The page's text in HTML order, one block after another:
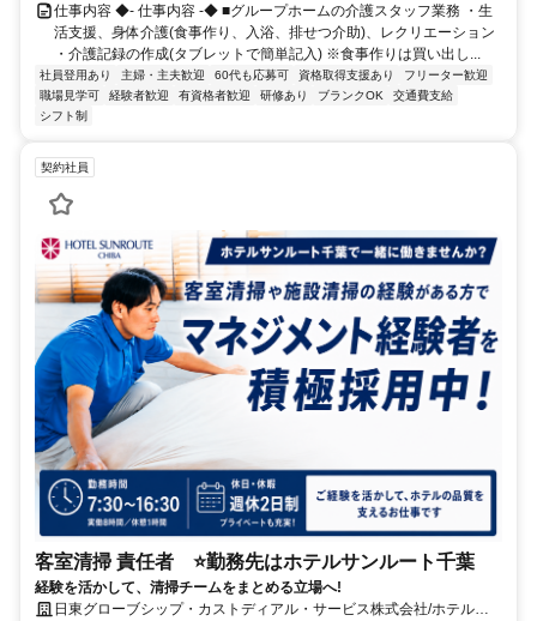
仕事内容 ◆- 仕事内容 -◆ ■グループホームの介護スタッフ業務 ・生
活支援、身体介護(食事作り、入浴、排せつ介助)、レクリエーション
・介護記録の作成(タブレットで簡単記入) ※食事作りは買い出し...
社員登用あり 主婦・主夫歓迎 60代も応募可 資格取得支援あり
フリーター歓迎
職場見学可
経験者歓迎 有資格者歓迎 研修あり ブランクOK
交通費支給
シフト制
契約社員
客室清掃 責任者 ⭐勤務先はホテルサンルート千葉
経験を活かして、清掃チームをまとめる立場へ!
日東グローブシップ・カストディアル・サービス株式会社/ホテルサ